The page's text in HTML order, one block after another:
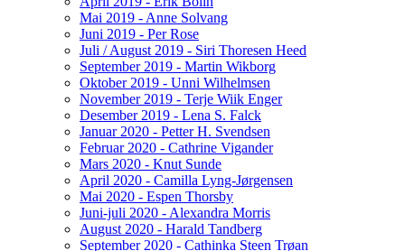
Mai 2019 - Anne Solvang
Juni 2019 - Per Rose
Juli / August 2019 - Siri Thoresen Heed
September 2019 - Martin Wikborg
Oktober 2019 - Unni Wilhelmsen
November 2019 - Terje Wiik Enger
Desember 2019 - Lena S. Falck
Januar 2020 - Petter H. Svendsen
Februar 2020 - Cathrine Vigander
Mars 2020 - Knut Sunde
April 2020 - Camilla Lyng-Jørgensen
Mai 2020 - Espen Thorsby
Juni-juli 2020 - Alexandra Morris
August 2020 - Harald Tandberg
September 2020 - Cathinka Steen Trøan